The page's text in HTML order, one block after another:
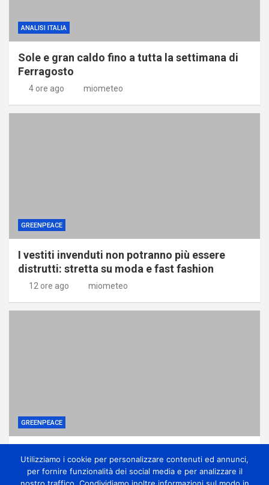
ANALISI ITALIA
Sole e gran caldo fino a tutta la settimana di
Ferragosto
4 ore ago miometeo
GREENPEACE
I vestiti invenduti non potranno più essere
distrutti: stretta su moda e fast fashion
12 ore ago miometeo
GREENPEACE
all’ennesima accelerazione senza dati certi
12 ore ago miometeo
Utilizziamo i cookie per personalizzare contenuti ed annunci,
per fornire funzionalità dei social media e per analizzare il